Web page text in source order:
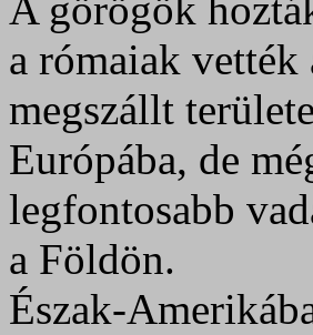
A görögök
a rómaiak
megszállt
Európába, de
legfontosabb
a Földön.
Észak-